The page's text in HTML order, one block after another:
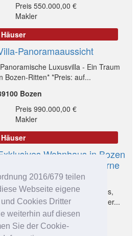
2016/679 teilen
Webseite eigene
Cookies Dritter
weiterhin auf diesen
Sie der Cookie-
Preis 550.000,00 €
Makler
Häuser
Panoramaaussicht
Luxusvilla - Ein Traum
Bozen-Ritten* *Preis: auf...
Bozen
Preis 990.000,00 €
Makler
Häuser
Wohnhaus in Bozen
– wo Geschichte auf Moderne
Verkauf steht ein einzigartiges,
Wohnhaus in sonniger...
Bozen
Preis auf Anfrage